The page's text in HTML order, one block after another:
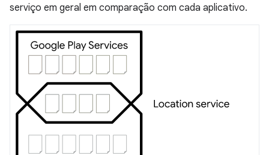
serviço em geral em comparação com cada aplicativo.